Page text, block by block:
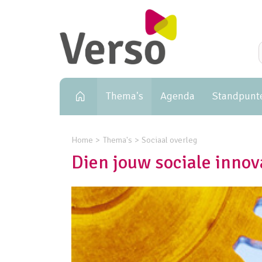
Primary navigation
Thema's Agenda
Home Thema's Sociaal overleg
Dien jouw sociale